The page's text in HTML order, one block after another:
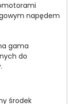
napędem
gama
do
środek